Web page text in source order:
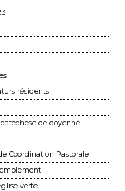
résidents
de doyenné
Coordination Pastorale
verte